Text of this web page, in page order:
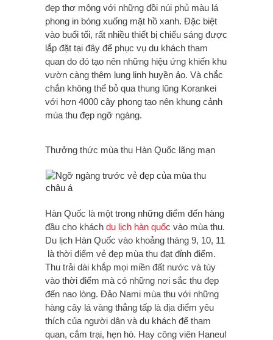
đẹp thơ mộng với những đồi núi phủ màu lá
phong in bóng xuống mặt hồ xanh. Đặc biệt
vào buổi tối, rất nhiều thiết bị chiếu sáng được
lắp đặt tại đây để phục vụ du khách tham
quan do đó tạo nên những hiệu ứng khiến khu
vườn càng thêm lung linh huyền ảo. Và chắc
chắn không thể bỏ qua thung lũng Korankei
với hơn 4000 cây phong tạo nên khung cảnh
mùa thu đẹp ngỡ ngàng.
Thưởng thức mùa thu Hàn Quốc lãng mạn
Hàn Quốc là một trong những điểm đến hàng
đầu cho khách du lịch hàn quốc vào mùa thu.
Du lịch Hàn Quốc vào khoảng tháng 9, 10, 11
là thời điểm vẻ đẹp mùa thu đạt đỉnh điểm.
Thu trải dài khắp mọi miền đất nước và tùy
vào thời điểm mà có những nơi sắc thu đẹp
đến nao lòng. Đảo Nami mùa thu với những
hàng cây lá vàng thẳng tấp là địa điểm yêu
thích của người dân và du khách để tham
quan, cắm trại, hẹn hò. Hay công viên Haneul